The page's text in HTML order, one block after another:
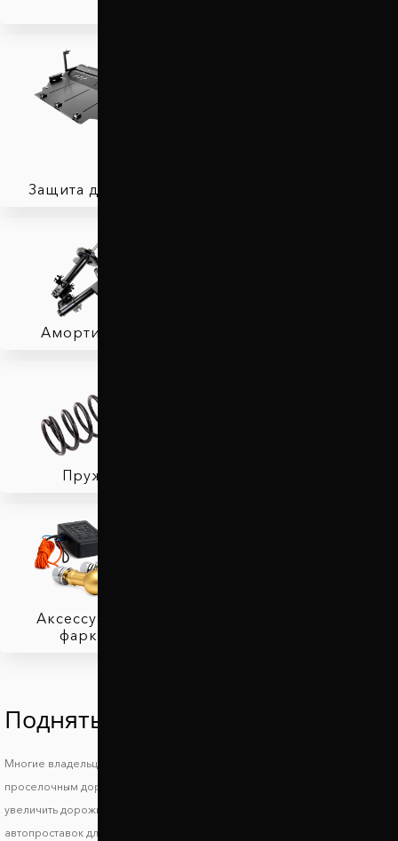
Защита двигателя
Амортизаторы
Пружины
Аксессуары для
фаркопов
Поднять Митсубиси и (ХА)
Многие владельцы автомобилей Mitsubishi i (HA) знают, что такое езда по
проселочным дорогам и загородным трассам и поэтому стараются
увеличить дорожный просвет Митсубиси и (ХА). При выборе
автопроставок для увеличения клиренса стоит обратить внимание на